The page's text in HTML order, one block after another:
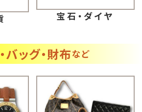
宝石・ダイヤ
バッグ・財布など